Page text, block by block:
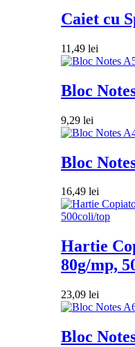
Caiet cu
11,49 lei
Bloc
9,29 lei
Bloc
16,49 lei
Hartie
80g/mp,
23,09 lei
Bloc